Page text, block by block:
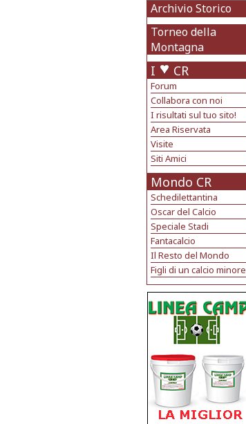
Archivio Storico
Torneo della
Montagna
I CR
Forum
Collabora con noi
I risultati sul tuo sito!
Area Riservata
Visite
Siti Amici
Mondo CR
Schedilettantina
Oscar del Calcio
Speciale Stadi
Fantacalcio
Il Resto del Mondo
Figli di un calcio minore